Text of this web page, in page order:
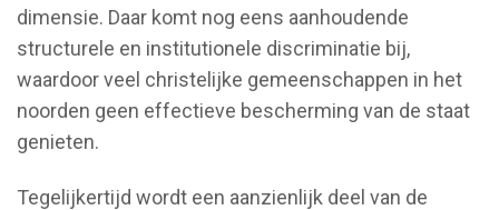
dimensie. Daar komt nog eens aanhoudende
structurele en institutionele discriminatie bij,
waardoor veel christelijke gemeenschappen in het
noorden geen effectieve bescherming van de staat
genieten.
Tegelijkertijd wordt een aanzienlijk deel van de